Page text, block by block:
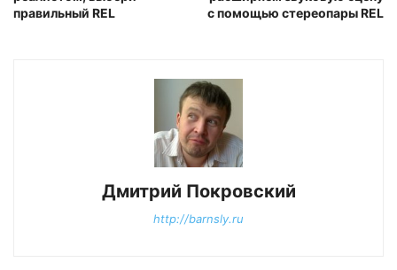
правильный REL
с помощью стереопары REL
Дмитрий Покровский
http://barnsly.ru